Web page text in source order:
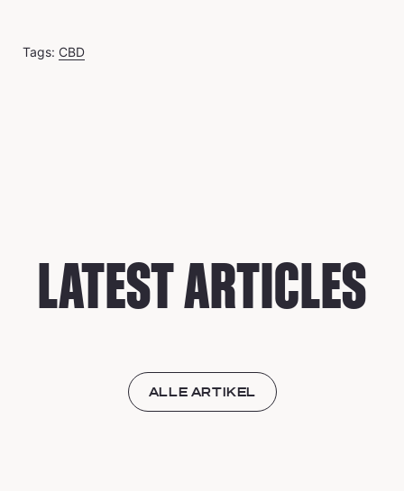
Tags: CBD
LATEST ARTICLES
ALLE ARTIKEL